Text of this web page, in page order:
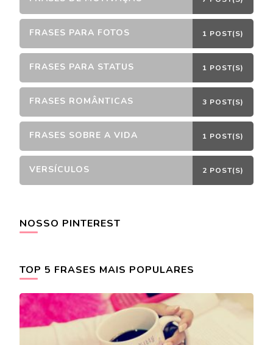
FRASES PARA FOTOS 1 POST(S)
FRASES PARA STATUS 1 POST(S)
FRASES ROMÂNTICAS 3 POST(S)
FRASES SOBRE A VIDA 1 POST(S)
VERSÍCULOS 2 POST(S)
NOSSO PINTEREST
TOP 5 FRASES MAIS POPULARES